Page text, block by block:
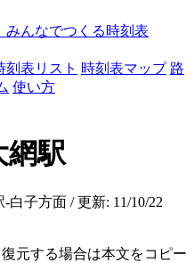
みんなでつくる時刻表
刻表リスト 時刻表マップ 路
使い方
網駅
白子方面 / 更新: 11/10/22
元する場合は本文をコピー